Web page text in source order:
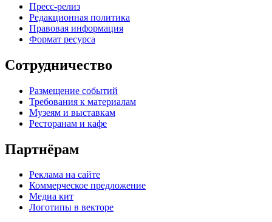
Пресс-релиз
Редакционная политика
Правовая информация
Формат ресурса
Сотрудничество
Размещение событий
Требования к материалам
Музеям и выставкам
Ресторанам и кафе
Партнёрам
Реклама на сайте
Коммерческое предложение
Медиа кит
Логотипы в векторе